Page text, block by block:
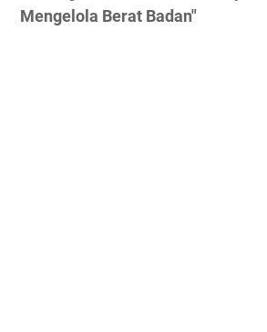
Mengelola Berat Badan"